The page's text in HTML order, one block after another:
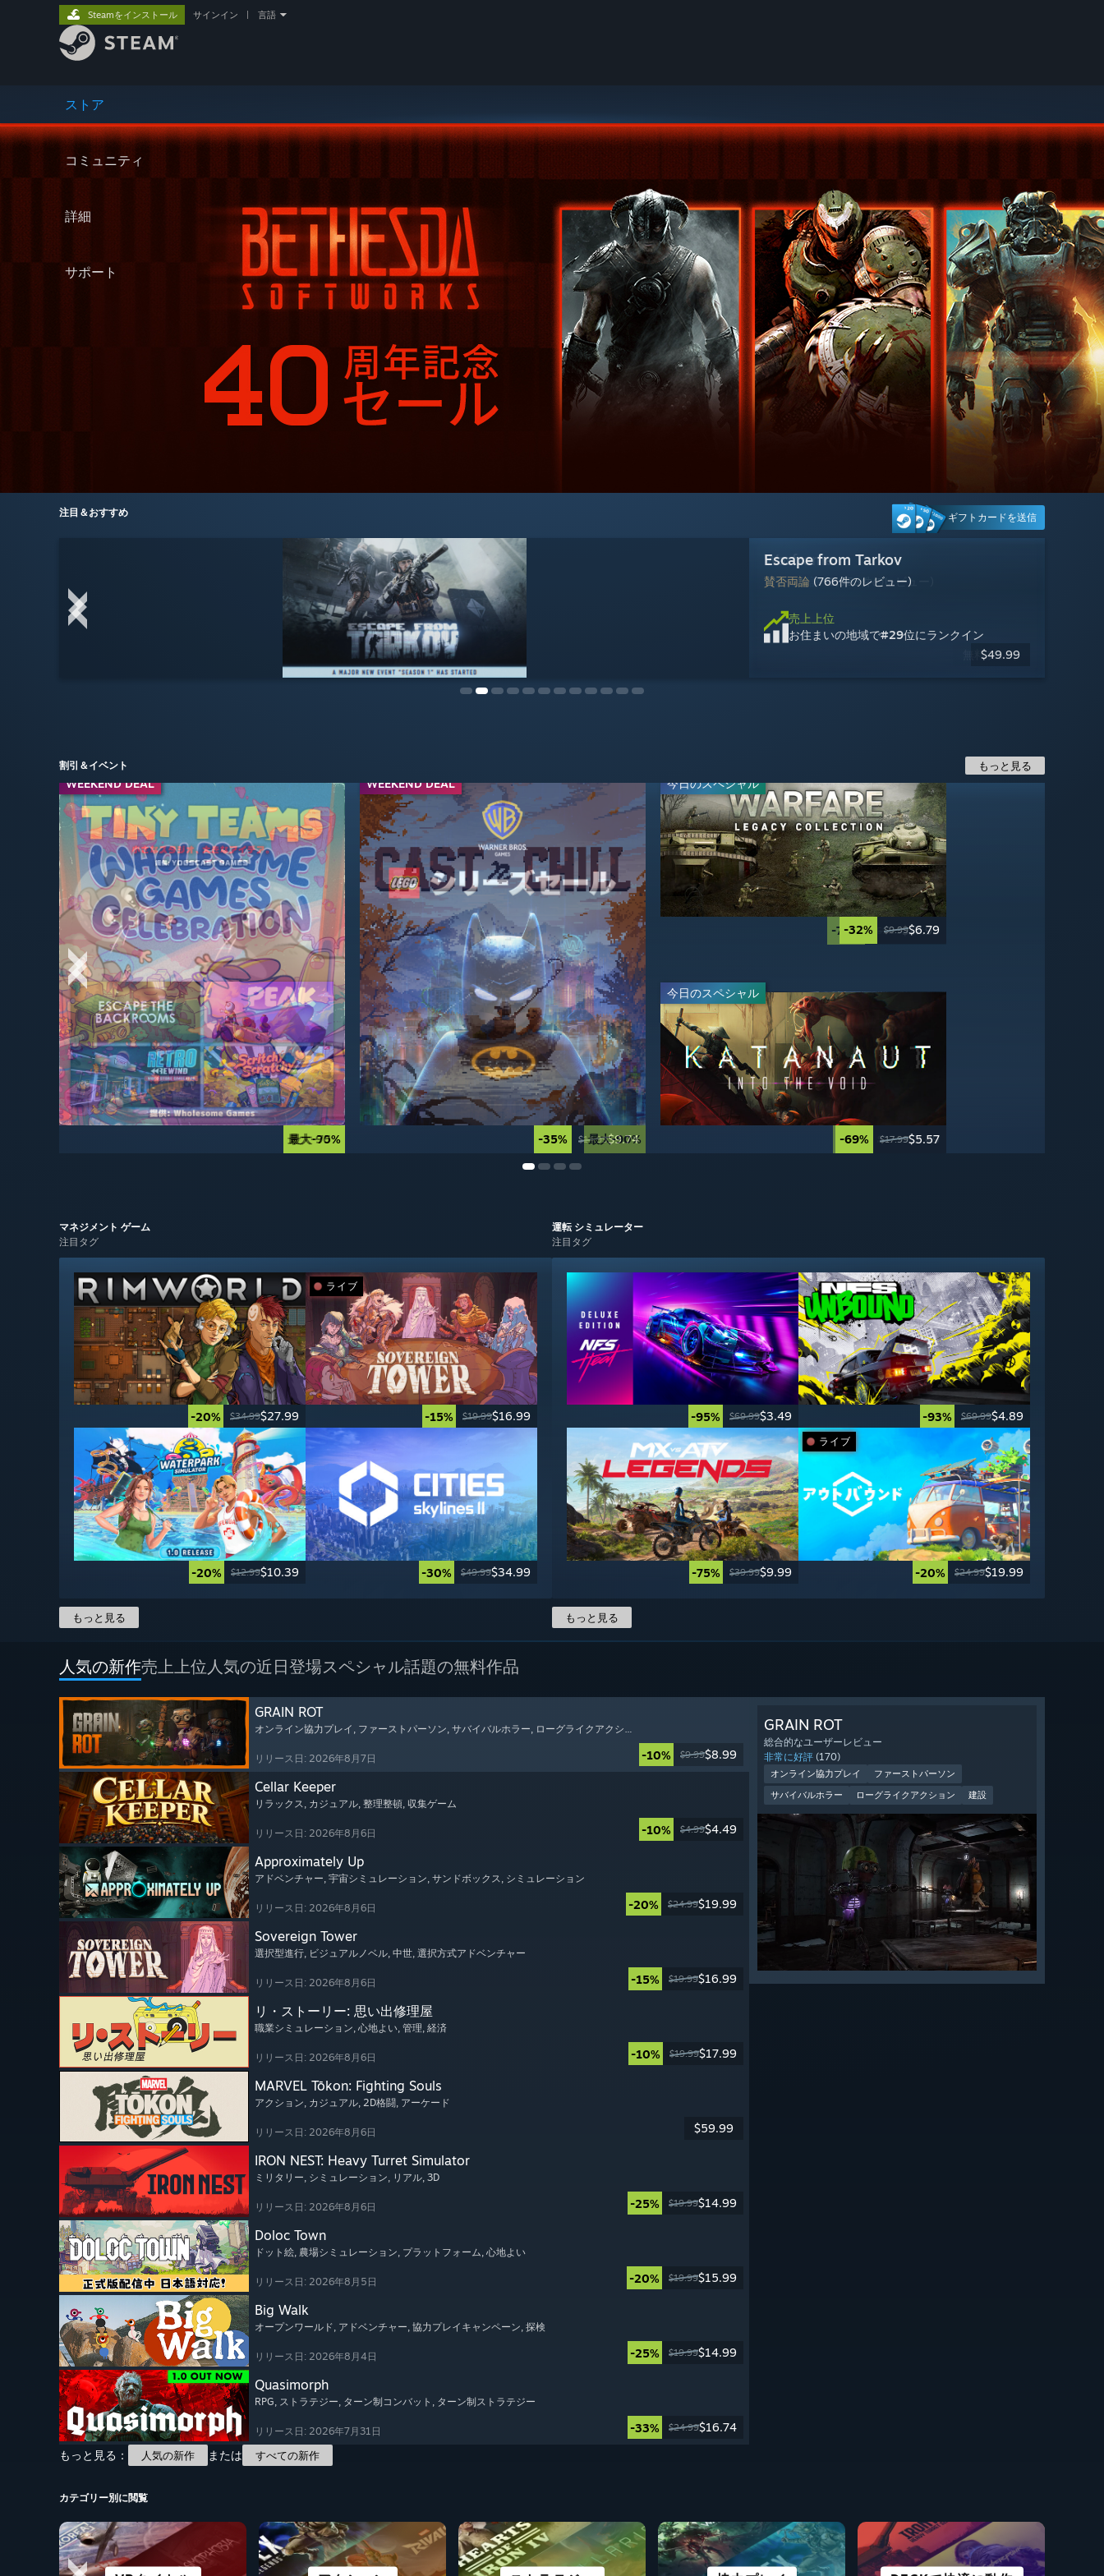
ストア
コミュニティ
詳細
サポート
Steamをインストール サインイン 言語
注目＆おすすめ ギフトカードを送信
Warframe
非常に好評(1,953件のレビュー)
売上上位
お住まいの地域で#13位にランクイン
無料プレイ
Escape from Tarkov
賛否両論 (766件のレビュー)
売上上位
お住まいの地域で#29位にランクイン
$49.99
IRON NEST: Heavy Turret Simulator
圧倒的に好評(2,890件のレビュー)
売上上位
お住まいの地域で#8位にランクイン
$19.99$14.99
エーペックスレジェンズ
賛否両論 (12,949件のレビュー)
売上上位
お住まいの地域で#6位にランクイン
無料プレイ
Machine Party
非常に好評(2,110件のレビュー)
売上上位
お住まいの地域で#22位にランクイン
$7.99$6.79
リ・ストーリー: 思い出修理屋
圧倒的に好評(1,134件のレビュー)
売上上位
お住まいの地域で#9位にランクイン
$19.99$17.99
レインボーシックス シージ
やや好評 (5,587件のレビュー)
売上上位
お住まいの地域で#24位にランクイン
無料プレイ
Steam Machine
お住まいの地域で
$1,049.00
Ready or Not
やや好評 (813件のレビュー)
売上上位
お住まいの地域で#23位にランクイン
$49.99$24.99
DOOM: The Dark Ages
非常に好評(30,764件のレビュー)
売上上位
お住まいの地域で#16位にランクイン
$69.99$23.09
Rust
やや好評 (2,663件のレビュー)
売上上位
お住まいの地域で#19位にランクイン
$39.99$19.99
VRChat
非常に好評(3,238件のレビュー)
売上上位
お住まいの地域で#27位にランクイン
無料プレイ
割引＆イベント もっと見る
WEEKEND DEAL
最大-90%
WEEKEND DEAL
-35% $14.99$9.74
今日のスペシャル
-32% $9.99$6.79
今日のスペシャル
-69% $17.99$5.57
WEEKEND DEAL
最大-75%
シリーズセール
最大-90%
-70% $59.99$17.99
-95% $49.99$2.49
ライブ
-50% $49.99$24.99
-50% $7.99$3.99
-67% $69.99$23.09
-60% $69.99$27.99
-50% $39.99$19.99
-67%
-95% $59.99$2.99
-75% $39.99$9.99
-65% $39.99$13.99
-20% $9.99$7.99
ライブ
-20% $69.99$55.99
-20%
マネジメント ゲーム
注目タグ
-20% $34.99$27.99 -15% $19.99$16.99
ライブ
-20% $12.99$10.39 -30% $49.99$34.99
もっと見る
運転 シミュレーター
注目タグ
-95% $69.99$3.49 -93% $69.99$4.89
-75% $39.99$9.99 -20% $24.99$19.99
ライブ
もっと見る
人気の新作売上上位人気の近日登場スペシャル話題の無料作品
GRAIN ROT
オンライン協力プレイ , ファーストパーソン, サバイバルホラー, ローグライクアクション
リリース日: 2026年8月7日 -10% $9.99$8.99
Cellar Keeper
リラックス, カジュアル, 整理整頓, 収集ゲーム
リリース日: 2026年8月6日 -10% $4.99$4.49
Approximately Up
アドベンチャー, 宇宙シミュレーション, サンドボックス, シミュレーション
リリース日: 2026年8月6日 -20% $24.99$19.99
Sovereign Tower
選択型進行, ビジュアルノベル, 中世, 選択方式アドベンチャー
リリース日: 2026年8月6日 -15% $19.99$16.99
リ・ストーリー: 思い出修理屋
職業シミュレーション, 心地よい, 管理, 経済
リリース日: 2026年8月6日 -10% $19.99$17.99
MARVEL Tōkon: Fighting Souls
アクション, カジュアル, 2D格闘, アーケード
リリース日: 2026年8月6日 $59.99
IRON NEST: Heavy Turret Simulator
ミリタリー, シミュレーション, リアル, 3D
リリース日: 2026年8月6日 -25% $19.99$14.99
Doloc Town
ドット絵, 農場シミュレーション, プラットフォーム, 心地よい
リリース日: 2026年8月5日 -20% $19.99$15.99
Big Walk
オープンワールド, アドベンチャー, 協力プレイキャンペーン, 探検
リリース日: 2026年8月4日 -25% $19.99$14.99
Quasimorph
RPG, ストラテジー, ターン制コンバット , ターン制ストラテジー
リリース日: 2026年7月31日 -33% $24.99$16.74
もっと見る：
人気の新作 または すべての新作
GRAIN ROT
総合的なユーザーレビュー
非常に好評 (170)
オンライン協力プレイ
ファーストパーソン
サバイバルホラー
ローグライクアクション 建設
カテゴリー別に閲覧